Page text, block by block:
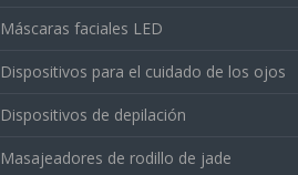
Máscaras faciales LED
Dispositivos para el cuidado de los ojos
Dispositivos de depilación
Masajeadores de rodillo de jade